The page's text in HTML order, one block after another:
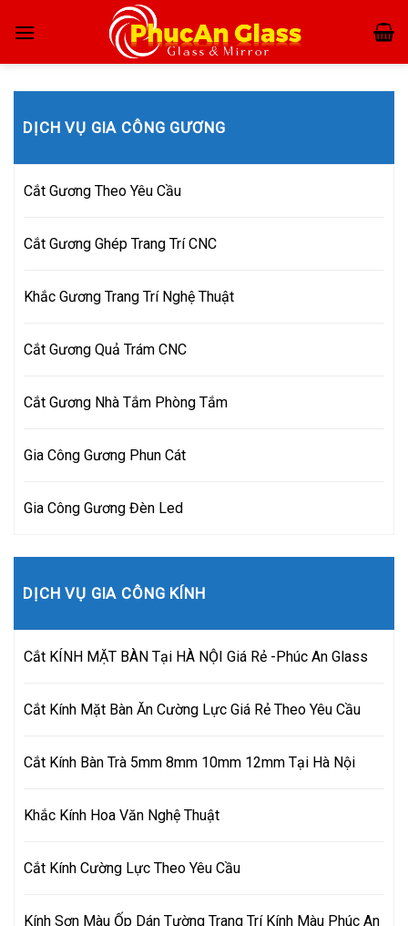
DỊCH VỤ GIA CÔNG GƯƠNG
Cắt Gương Theo Yêu Cầu
Cắt Gương Ghép Trang Trí CNC
Khắc Gương Trang Trí Nghệ Thuật
Cắt Gương Quả Trám CNC
Cắt Gương Nhà Tắm Phòng Tắm
Gia Công Gương Phun Cát
Gia Công Gương Đèn Led
DỊCH VỤ GIA CÔNG KÍNH
Cắt KÍNH MẶT BÀN Tại HÀ NỘI Giá Rẻ -Phúc An Glass
Cắt Kính Mặt Bàn Ăn Cường Lực Giá Rẻ Theo Yêu Cầu
Cắt Kính Bàn Trà 5mm 8mm 10mm 12mm Tại Hà Nội
Khắc Kính Hoa Văn Nghệ Thuật
Cắt Kính Cường Lực Theo Yêu Cầu
Kính Sơn Màu Ốp Dán Tường Trang Trí Kính Màu Phúc An